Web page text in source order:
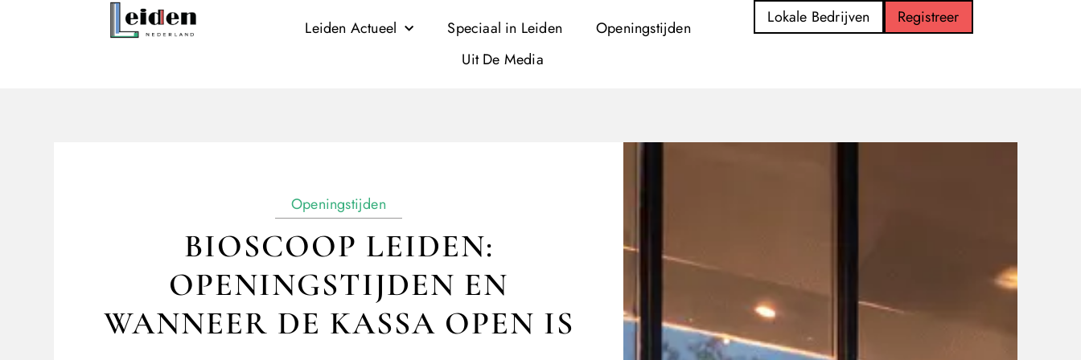
Leiden Actueel Speciaal in Leiden
Openingstijden
Uit De Media
Registreer
Lokale Bedrijven
Openingstijden
BIOSCOOP LEIDEN:
OPENINGSTIJDEN EN
WANNEER DE KASSA OPEN IS